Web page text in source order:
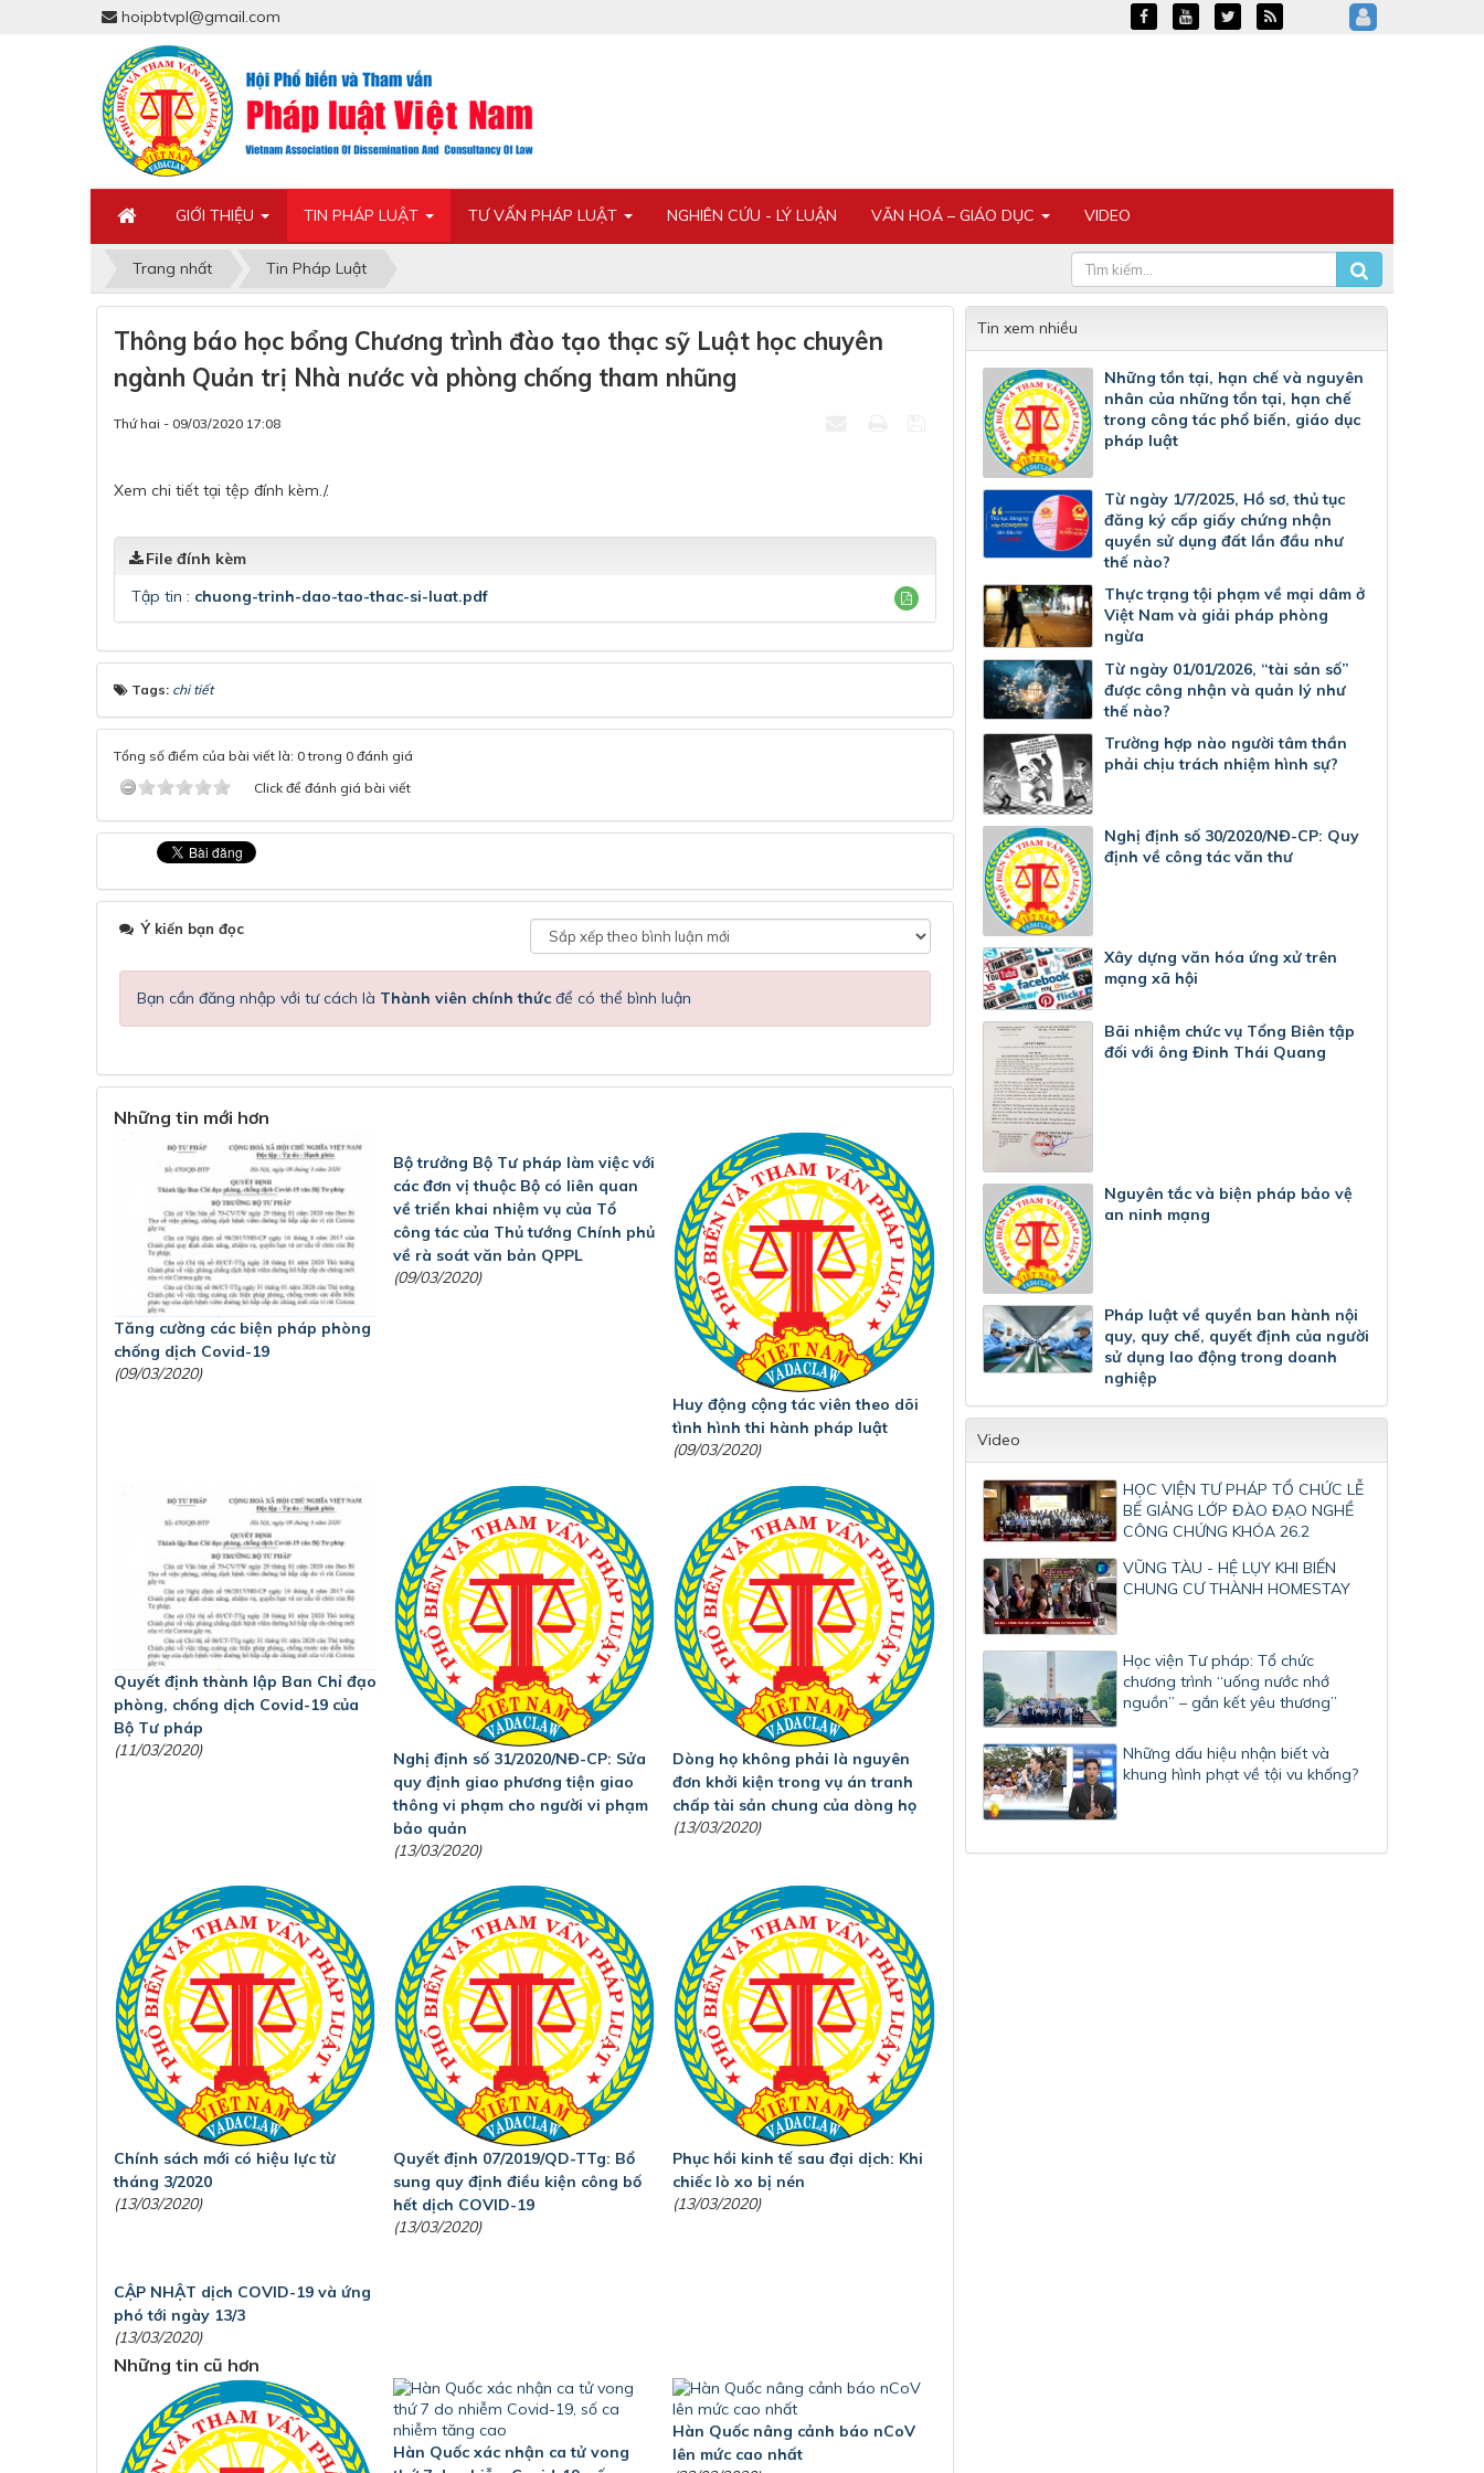
GIỚI THIỆU TIN PHÁP LUẬT TƯ VẤN PHÁP LUẬT NGHIÊN CỨU - LÝ LUẬN VĂN HOÁ – GIÁO DỤC VIDEO
hoipbtvpl@gmail.com
Trang nhất Tin Pháp Luật
Thông báo học bổng Chương trình đào tạo thạc sỹ Luật học chuyên
ngành Quản trị Nhà nước và phòng chống tham nhũng
Thứ hai - 09/03/2020 17:08
Xem chi tiết tại tệp đính kèm./.
File đính kèm
Tập tin : chuong-trinh-dao-tao-thac-si-luat.pdf
Tags: chi tiết
Tổng số điểm của bài viết là: 0 trong 0 đánh giá
Click để đánh giá bài viết
Ý kiến bạn đọc
Bạn cần đăng nhập với tư cách là Thành viên chính thức để có thể bình luận
Những tin mới hơn
Tăng cường các biện pháp phòng
chống dịch Covid-19
(09/03/2020)
Bộ trưởng Bộ Tư pháp làm việc với
các đơn vị thuộc Bộ có liên quan
về triển khai nhiệm vụ của Tổ
công tác của Thủ tướng Chính phủ
về rà soát văn bản QPPL
(09/03/2020)
Huy động cộng tác viên theo dõi
tình hình thi hành pháp luật
(09/03/2020)
Quyết định thành lập Ban Chỉ đạo
phòng, chống dịch Covid-19 của
Bộ Tư pháp
(11/03/2020)
Nghị định số 31/2020/NĐ-CP: Sửa
quy định giao phương tiện giao
thông vi phạm cho người vi phạm
bảo quản
(13/03/2020)
Dòng họ không phải là nguyên
đơn khởi kiện trong vụ án tranh
chấp tài sản chung của dòng họ
(13/03/2020)
Chính sách mới có hiệu lực từ
tháng 3/2020
(13/03/2020)
Quyết định 07/2019/QD-TTg: Bổ
sung quy định điều kiện công bố
hết dịch COVID-19
(13/03/2020)
Phục hồi kinh tế sau đại dịch: Khi
chiếc lò xo bị nén
(13/03/2020)
CẬP NHẬT dịch COVID-19 và ứng
phó tới ngày 13/3
(13/03/2020)
Những tin cũ hơn
Hàn Quốc xác nhận ca tử vong
Hàn Quốc nâng cảnh báo nCoV
lên mức cao nhất
Tin xem nhiều
Những tồn tại, hạn chế và nguyên
nhân của những tồn tại, hạn chế
trong công tác phổ biến, giáo dục
pháp luật
Từ ngày 1/7/2025, Hồ sơ, thủ tục
đăng ký cấp giấy chứng nhận
quyền sử dụng đất lần đầu như
thế nào?
Thực trạng tội phạm về mại dâm ở
Việt Nam và giải pháp phòng
ngừa
Từ ngày 01/01/2026, “tài sản số”
được công nhận và quản lý như
thế nào?
Trường hợp nào người tâm thần
phải chịu trách nhiệm hình sự?
Nghị định số 30/2020/NĐ-CP: Quy
định về công tác văn thư
Xây dựng văn hóa ứng xử trên
mạng xã hội
Bãi nhiệm chức vụ Tổng Biên tập
đối với ông Đinh Thái Quang
Nguyên tắc và biện pháp bảo vệ
an ninh mạng
Pháp luật về quyền ban hành nội
quy, quy chế, quyết định của người
sử dụng lao động trong doanh
nghiệp
Video
HỌC VIỆN TƯ PHÁP TỔ CHỨC LỄ
BẾ GIẢNG LỚP ĐÀO ĐẠO NGHỀ
CÔNG CHỨNG KHÓA 26.2
VŨNG TÀU - HỆ LỤY KHI BIẾN
CHUNG CƯ THÀNH HOMESTAY
Học viện Tư pháp: Tổ chức
chương trình “uống nước nhớ
nguồn” – gắn kết yêu thương”
Những dấu hiệu nhận biết và
khung hình phạt về tội vu khống?